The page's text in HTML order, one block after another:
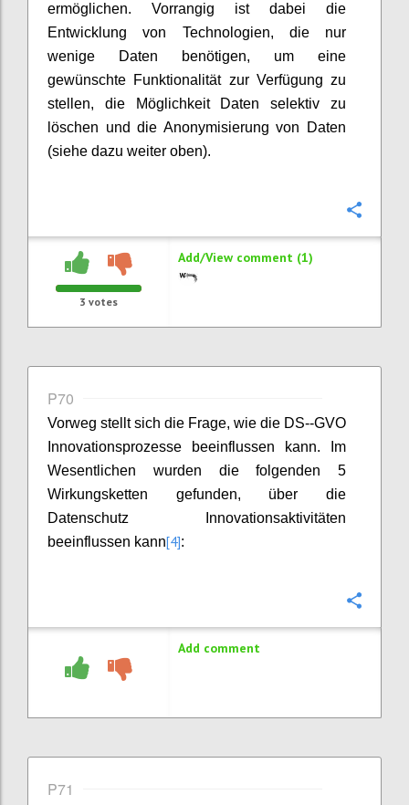
ermöglichen. Vorrangig ist dabei die
Entwicklung von Technologien, die nur
wenige Daten benötigen, um eine
gewünschte Funktionalität zur Verfügung zu
stellen, die Möglichkeit Daten selektiv zu
löschen und die Anonymisierung von Daten
(siehe dazu weiter oben).
3 votes
Add/View comment (1)
P70
Vorweg stellt sich die Frage, wie die DS--GVO
Innovationsprozesse beeinflussen kann. Im
Wesentlichen wurden die folgenden 5
Wirkungsketten gefunden, über die
Datenschutz Innovationsaktivitäten
beeinflussen kann[4]:
Add comment
P71